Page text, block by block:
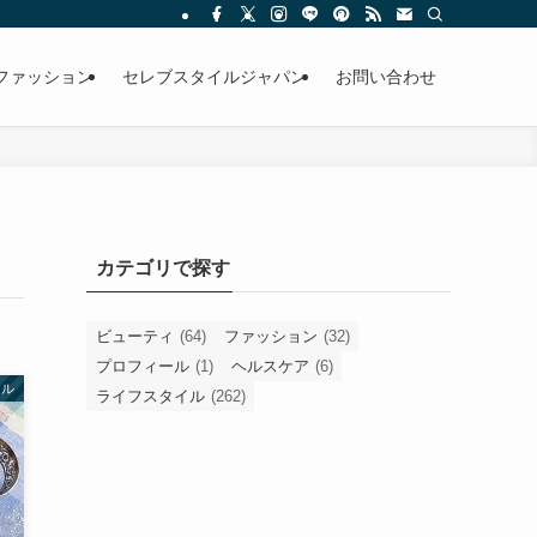
ァッション セレブスタイルジャパン お問い合わせ
カテゴリで探す
ビューティ (64) ファッション (32)
プロフィール (1) ヘルスケア (6)
ライフスタイル (262)